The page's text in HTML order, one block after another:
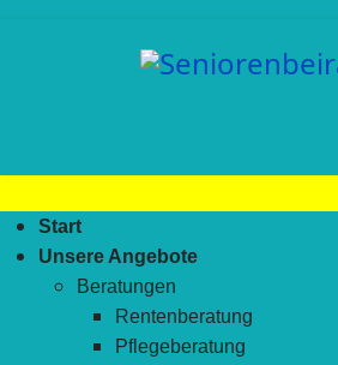
Start
Unsere Angebote
Beratungen
Rentenberatung
Pflegeberatung